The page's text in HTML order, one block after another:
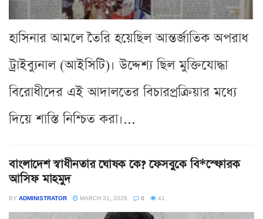
হাসিনার আমলে তৈরি হয়েছিল আন্তর্জাতিক অপরাধ
ট্রাইব্যুনাল (আইসিটি)। উদ্দেশ্য ছিল মুক্তিযোদ্ধা
বিরোধীদের এই আদালতের বিচারপ্রক্রিয়ার মধ্যে
দিয়ে শাস্তি নিশ্চিত করা।...
বাংলাদেশ স্বাধীনতার ঘোষক কে? ফেসবুকে বি*স্ফোরক
আসিফ মাহমুদ
BY ADMINISTRATOR MARCH 31, 2026 0 41